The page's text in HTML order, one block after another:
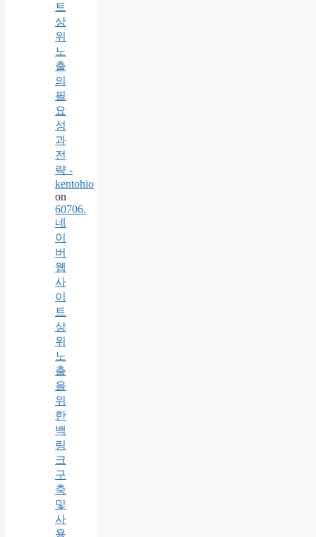
트
상
위
노
출
의
필
요
성
과
전
략 -
kentohio
on
60706.
네
이
버
웹
사
이
트
상
위
노
출
을
위
한
백
링
크
구
축
및
사
용